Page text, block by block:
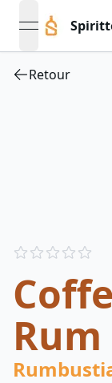
open
Retour
Reviews
Rum